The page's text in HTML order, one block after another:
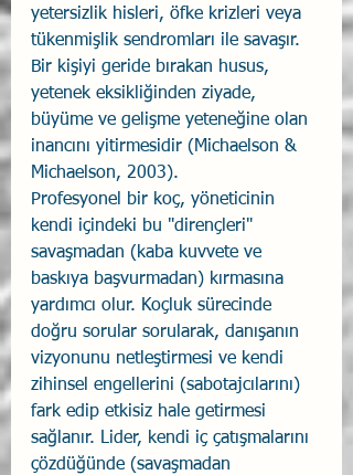
yetersizlik hisleri, öfke krizleri veya
tükenmişlik sendromları ile savaşır.
Bir kişiyi geride bırakan husus,
yetenek eksikliğinden ziyade,
büyüme ve gelişme yeteneğine olan
inancını yitirmesidir (Michaelson &
Michaelson, 2003).
Profesyonel bir koç, yöneticinin
kendi içindeki bu "dirençleri"
savaşmadan (kaba kuvvete ve
baskıya başvurmadan) kırmasına
yardımcı olur. Koçluk sürecinde
doğru sorular sorularak, danışanın
vizyonunu netleştirmesi ve kendi
zihinsel engellerini (sabotajcılarını)
fark edip etkisiz hale getirmesi
sağlanır. Lider, kendi iç çatışmalarını
çözdüğünde (savaşmadan